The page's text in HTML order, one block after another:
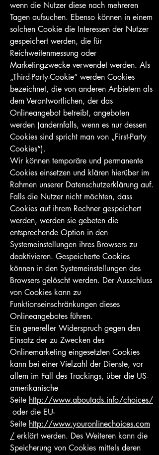
wenn die Nutzer diese nach mehreren
Tagen aufsuchen. Ebenso können in einem
solchen Cookie die Interessen der Nutzer
gespeichert werden, die für
Reichweitenmessung oder
Marketingzwecke verwendet werden. Als
„Third-Party-Cookie“ werden Cookies
bezeichnet, die von anderen Anbietern als
dem Verantwortlichen, der das
Onlineangebot betreibt, angeboten
werden (andernfalls, wenn es nur dessen
Cookies sind spricht man von „First-Party
Cookies“).
Wir können temporäre und permanente
Cookies einsetzen und klären hierüber im
Rahmen unserer Datenschutzerklärung auf.
Falls die Nutzer nicht möchten, dass
Cookies auf ihrem Rechner gespeichert
werden, werden sie gebeten die
entsprechende Option in den
Systemeinstellungen ihres Browsers zu
deaktivieren. Gespeicherte Cookies
können in den Systemeinstellungen des
Browsers gelöscht werden. Der Ausschluss
von Cookies kann zu
Funktionseinschränkungen dieses
Onlineangebotes führen.
Ein genereller Widerspruch gegen den
Einsatz der zu Zwecken des
Onlinemarketing eingesetzten Cookies
kann bei einer Vielzahl der Dienste, vor
allem im Fall des Trackings, über die US-
amerikanische
Seite http://www.aboutads.info/choices/
oder die EU-
Seite http://www.youronlinechoices.com
/ erklärt werden. Des Weiteren kann die
Speicherung von Cookies mittels deren